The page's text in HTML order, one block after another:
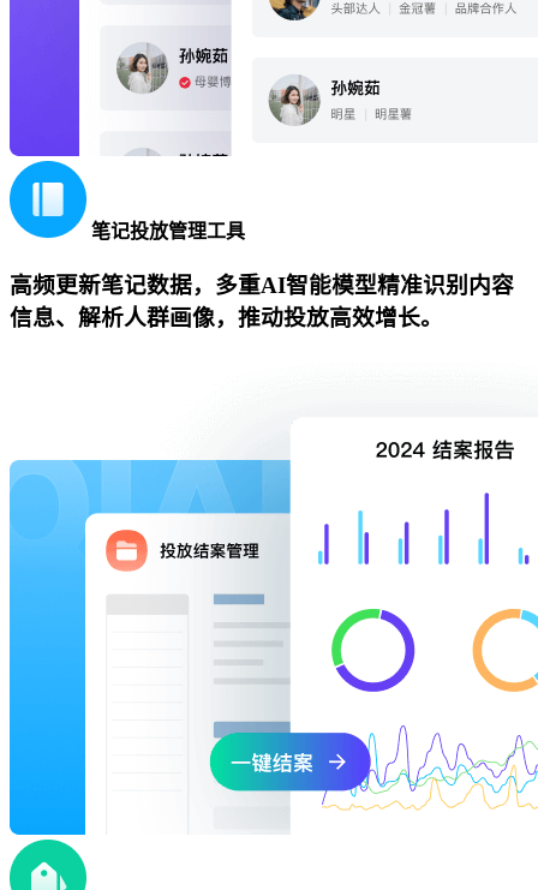
笔记投放管理工具
高频更新笔记数据，多重AI智能模型精准识别内容
信息、解析人群画像，推动投放高效增长。